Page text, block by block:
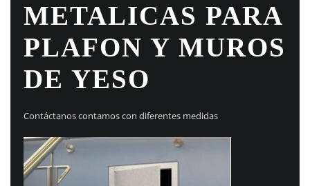
METALICAS PARA
PLAFON Y MUROS
DE YESO
Contáctanos contamos con diferentes medidas